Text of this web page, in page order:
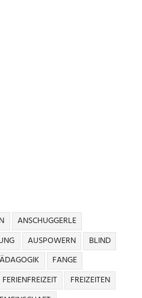
ANSCHUGGERLE
AUSPOWERN
BLIND
FANGE
FERIENFREIZEIT
FREIZEITEN